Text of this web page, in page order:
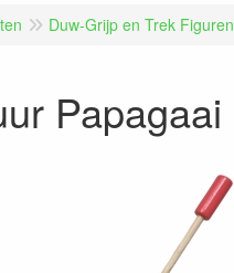
Duw-Grijp en Trek Figuren
Papagaai